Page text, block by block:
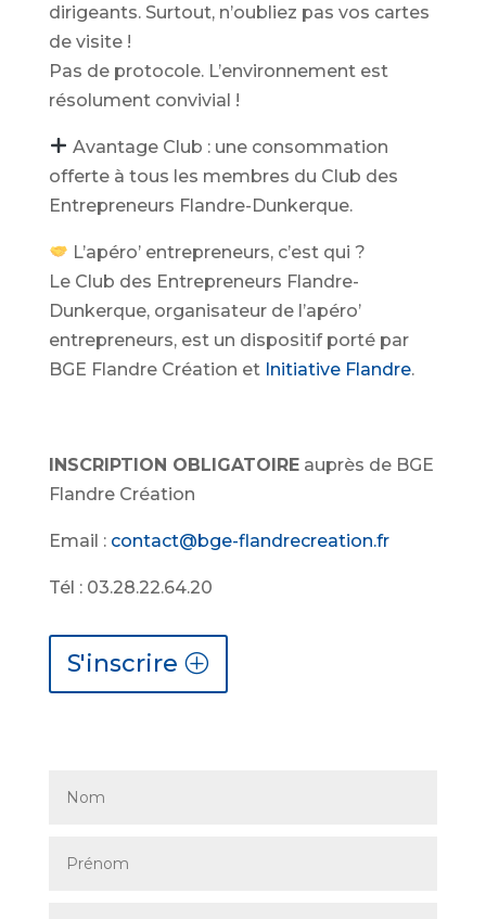
dirigeants. Surtout, n’oubliez pas vos cartes
de visite !
Pas de protocole. L’environnement est
résolument convivial !
Avantage Club : une consommation
offerte à tous les membres du Club des
Entrepreneurs Flandre-Dunkerque.
L’apéro’ entrepreneurs, c’est qui ?
Le Club des Entrepreneurs Flandre-
Dunkerque, organisateur de l’apéro’
entrepreneurs, est un dispositif porté par
BGE Flandre Création et Initiative Flandre.
INSCRIPTION OBLIGATOIREauprès de BGE
Flandre Création
Email : contact@bge-flandrecreation.fr
Tél : 03.28.22.64.20
S'inscrire